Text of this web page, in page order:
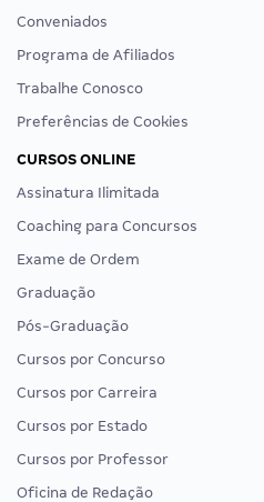
Conveniados
Programa de Afiliados
Trabalhe Conosco
Preferências de Cookies
CURSOS ONLINE
Assinatura Ilimitada
Coaching para Concursos
Exame de Ordem
Graduação
Pós-Graduação
Cursos por Concurso
Cursos por Carreira
Cursos por Estado
Cursos por Professor
Oficina de Redação